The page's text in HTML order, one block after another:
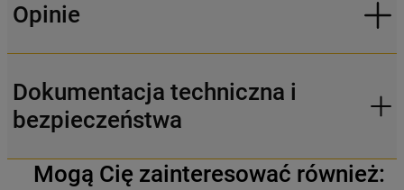
Opinie
Dokumentacja techniczna i
bezpieczeństwa
Mogą Cię zainteresować również: